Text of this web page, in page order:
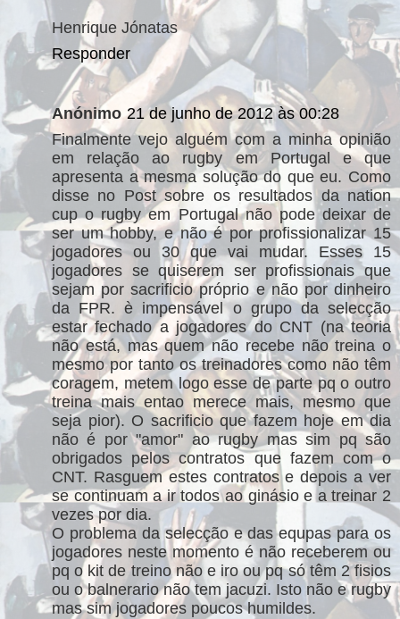
Henrique Jónatas
Responder
Anónimo 21 de junho de 2012 às 00:28
Finalmente vejo alguém com a minha opinião
em relação ao rugby em Portugal e que
apresenta a mesma solução do que eu. Como
disse no Post sobre os resultados da nation
cup o rugby em Portugal não pode deixar de
ser um hobby, e não é por profissionalizar 15
jogadores ou 30 que vai mudar. Esses 15
jogadores se quiserem ser profissionais que
sejam por sacrificio próprio e não por dinheiro
da FPR. è impensável o grupo da selecção
estar fechado a jogadores do CNT (na teoria
não está, mas quem não recebe não treina o
mesmo por tanto os treinadores como não têm
coragem, metem logo esse de parte pq o outro
treina mais entao merece mais, mesmo que
seja pior). O sacrificio que fazem hoje em dia
não é por "amor" ao rugby mas sim pq são
obrigados pelos contratos que fazem com o
CNT. Rasguem estes contratos e depois a ver
se continuam a ir todos ao ginásio e a treinar 2
vezes por dia.
O problema da selecção e das equpas para os
jogadores neste momento é não receberem ou
pq o kit de treino não e iro ou pq só têm 2 fisios
ou o balnerario não tem jacuzi. Isto não e rugby
mas sim jogadores poucos humildes.